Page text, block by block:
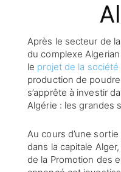
Après le secteur de
du complexe
le projet de la société
production de
s’apprête à investir
Algérie : les grandes
Au cours d’une
dans la capitale
de la Promotion des